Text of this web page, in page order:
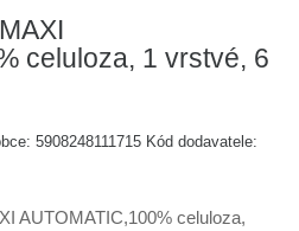
celuloza, 1 vrstvé, 6
5908248111715 Kód dodavatele: